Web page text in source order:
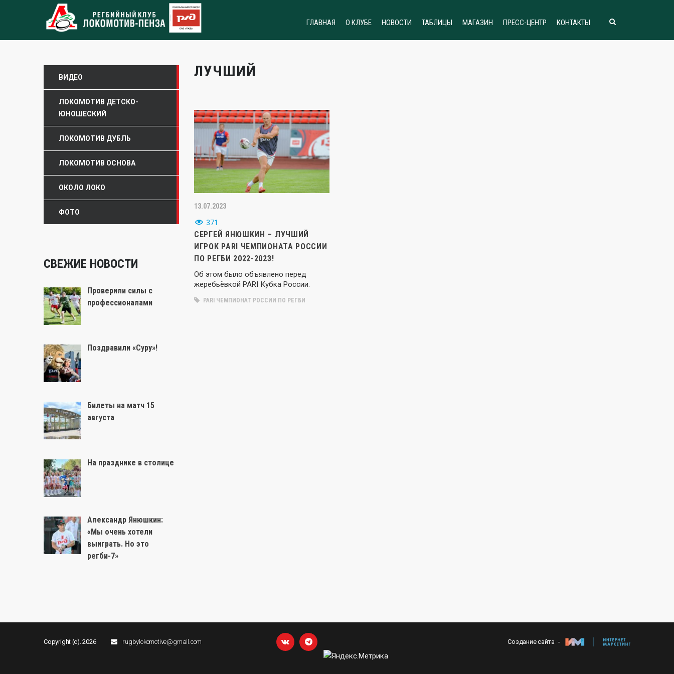
ГЛАВНАЯ О КЛУБЕ НОВОСТИ ТАБЛИЦЫ МАГАЗИН ПРЕСС-ЦЕНТР КОНТАКТЫ
ЛУЧШИЙ
13.07.2023
371
СЕРГЕЙ ЯНЮШКИН – ЛУЧШИЙ
ИГРОК PARI ЧЕМПИОНАТА РОССИИ
ПО РЕГБИ 2022-2023!
Об этом было объявлено перед
жеребьёвкой PARI Кубка России.
PARI ЧЕМПИОНАТ РОССИИ ПО РЕГБИ
ВИДЕО
ЛОКОМОТИВ ДЕТСКО-
ЮНОШЕСКИЙ
ЛОКОМОТИВ ДУБЛЬ
ЛОКОМОТИВ ОСНОВА
ОКОЛО ЛОКО
ФОТО
СВЕЖИЕ НОВОСТИ
Проверили силы с
профессионалами
Поздравили «Суру»!
Билеты на матч 15
августа
На празднике в столице
Александр Янюшкин:
«Мы очень хотели
выиграть. Но это
регби-7»
Copyright (c). 2026 rugbylokomotive@gmail.com Создание сайта -